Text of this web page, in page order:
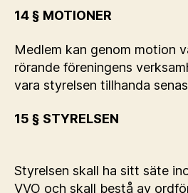
14 § MOTIONER
Medlem kan genom motion
rörande föreningens
vara styrelsen tillhanda
15 § STYRELSEN
Styrelsen skall ha sitt säte
VVO och skall bestå av